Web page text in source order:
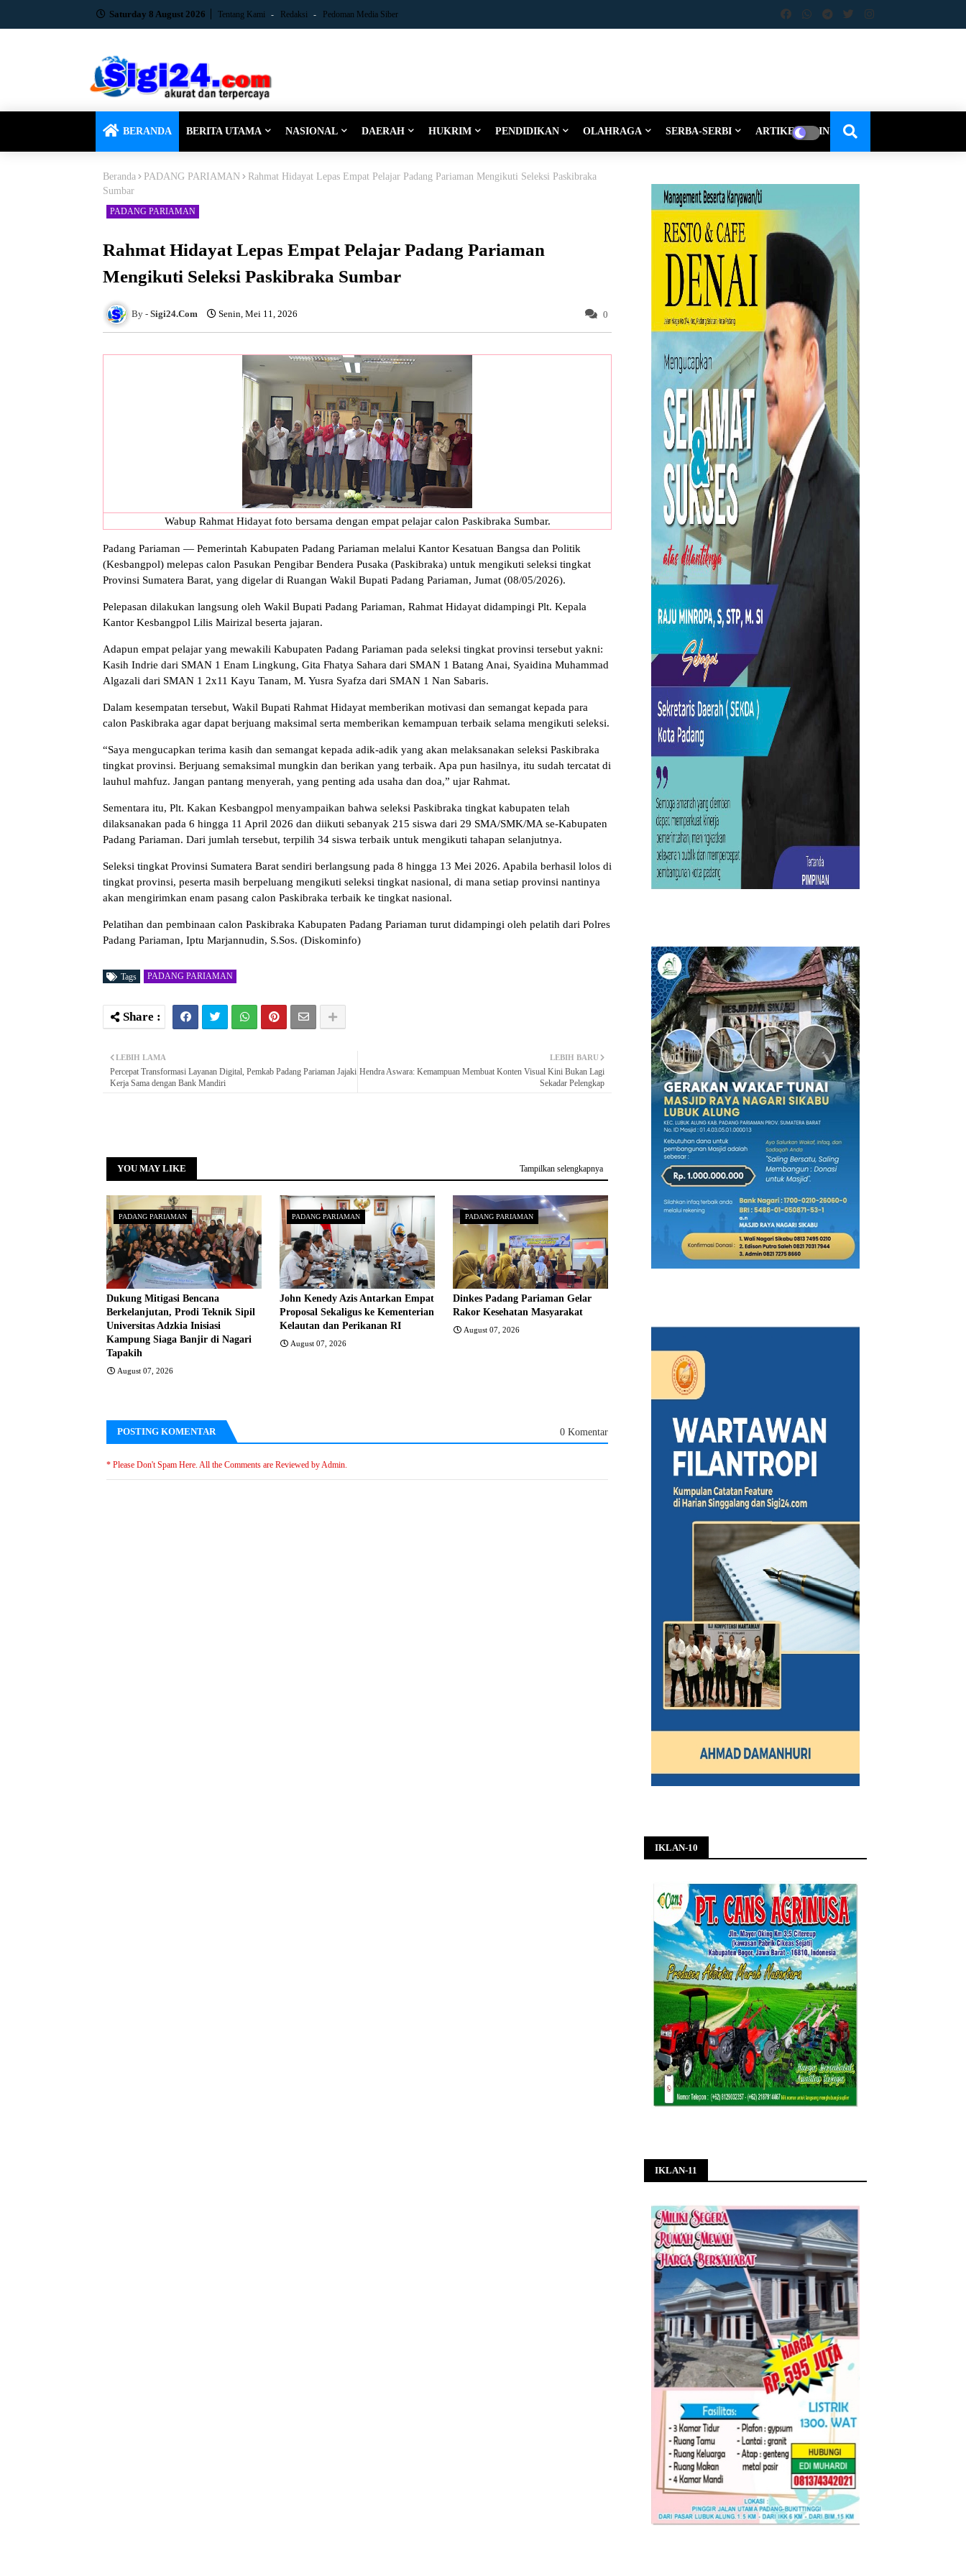
Saturday 8 August 2026 Tentang Kami Redaksi Pedoman Media Siber
BERANDA BERITA UTAMA NASIONAL DAERAH HUKRIM PENDIDIKAN OLAHRAGA SERBA-SERBI ARTIKEL-OPINI
Beranda PADANG PARIAMAN
Rahmat Hidayat Lepas Empat Pelajar Padang Pariaman Mengikuti Seleksi Paskibraka
Sumbar
PADANG PARIAMAN
Rahmat Hidayat Lepas Empat Pelajar Padang Pariaman
Mengikuti Seleksi Paskibraka Sumbar
Sigi24.Com Senin, Mei 11, 2026 0
Wabup Rahmat Hidayat foto bersama dengan empat pelajar calon Paskibraka Sumbar.
Padang Pariaman — Pemerintah Kabupaten Padang Pariaman melalui Kantor Kesatuan Bangsa dan Politik
(Kesbangpol) melepas calon Pasukan Pengibar Bendera Pusaka (Paskibraka) untuk mengikuti seleksi tingkat
Provinsi Sumatera Barat, yang digelar di Ruangan Wakil Bupati Padang Pariaman, Jumat (08/05/2026).
Pelepasan dilakukan langsung oleh Wakil Bupati Padang Pariaman, Rahmat Hidayat didampingi Plt. Kepala
Kantor Kesbangpol Lilis Mairizal beserta jajaran.
Adapun empat pelajar yang mewakili Kabupaten Padang Pariaman pada seleksi tingkat provinsi tersebut yakni:
Kasih Indrie dari SMAN 1 Enam Lingkung, Gita Fhatya Sahara dari SMAN 1 Batang Anai, Syaidina Muhammad
Algazali dari SMAN 1 2x11 Kayu Tanam, M. Yusra Syafza dari SMAN 1 Nan Sabaris.
Dalam kesempatan tersebut, Wakil Bupati Rahmat Hidayat memberikan motivasi dan semangat kepada para
calon Paskibraka agar dapat berjuang maksimal serta memberikan kemampuan terbaik selama mengikuti seleksi.
“Saya mengucapkan terima kasih dan semangat kepada adik-adik yang akan melaksanakan seleksi Paskibraka
tingkat provinsi. Berjuang semaksimal mungkin dan berikan yang terbaik. Apa pun hasilnya, itu sudah tercatat di
lauhul mahfuz. Jangan pantang menyerah, yang penting ada usaha dan doa,” ujar Rahmat.
Sementara itu, Plt. Kakan Kesbangpol menyampaikan bahwa seleksi Paskibraka tingkat kabupaten telah
dilaksanakan pada 6 hingga 11 April 2026 dan diikuti sebanyak 215 siswa dari 29 SMA/SMK/MA se-Kabupaten
Padang Pariaman. Dari jumlah tersebut, terpilih 34 siswa terbaik untuk mengikuti tahapan selanjutnya.
Seleksi tingkat Provinsi Sumatera Barat sendiri berlangsung pada 8 hingga 13 Mei 2026. Apabila berhasil lolos di
tingkat provinsi, peserta masih berpeluang mengikuti seleksi tingkat nasional, di mana setiap provinsi nantinya
akan mengirimkan enam pasang calon Paskibraka terbaik ke tingkat nasional.
Pelatihan dan pembinaan calon Paskibraka Kabupaten Padang Pariaman turut didampingi oleh pelatih dari Polres
Padang Pariaman, Iptu Marjannudin, S.Sos. (Diskominfo)
Tags PADANG PARIAMAN
LEBIH BARU
Hendra Aswara: Kemampuan Membuat Konten Visual Kini Bukan Lagi
Sekadar Pelengkap
LEBIH LAMA
Percepat Transformasi Layanan Digital, Pemkab Padang Pariaman Jajaki
Kerja Sama dengan Bank Mandiri
YOU MAY LIKE Tampilkan selengkapnya
PADANG PARIAMAN
Dukung Mitigasi Bencana
Berkelanjutan, Prodi Teknik Sipil
Universitas Adzkia Inisiasi
Kampung Siaga Banjir di Nagari
Tapakih
August 07, 2026
PADANG PARIAMAN
John Kenedy Azis Antarkan Empat
Proposal Sekaligus ke Kementerian
Kelautan dan Perikanan RI
August 07, 2026
PADANG PARIAMAN
Dinkes Padang Pariaman Gelar
Rakor Kesehatan Masyarakat
August 07, 2026
POSTING KOMENTAR 0 Komentar
* Please Don't Spam Here. All the Comments are Reviewed by Admin.
IKLAN-10
IKLAN-11